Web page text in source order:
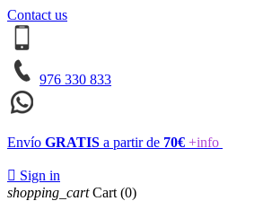
Contact us
976 330 833
Envío GRATIS a partir de 70€ +info
 Sign in
shopping_cart Cart (0)